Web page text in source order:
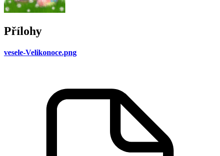
Přílohy
vesele-Velikonoce.png